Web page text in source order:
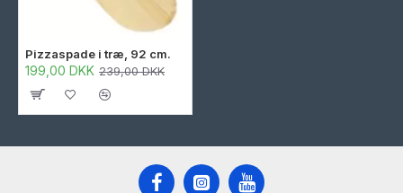
Pizzaspade i træ, 92 cm.
199,00 DKK 239,00 DKK